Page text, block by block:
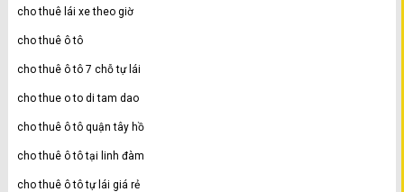
cho thuê lái xe theo giờ
cho thuê ô tô
cho thuê ô tô 7 chỗ tự lái
cho thue o to di tam dao
cho thuê ô tô quận tây hồ
cho thuê ô tô tại linh đàm
cho thuê ô tô tự lái giá rẻ